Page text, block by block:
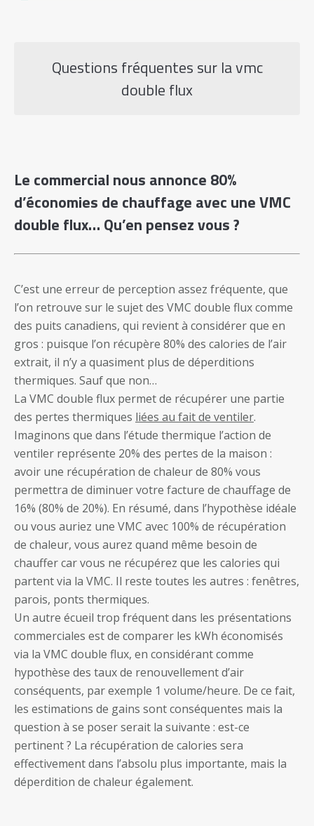
Questions fréquentes sur la vmc
double flux
Le commercial nous annonce 80%
d’économies de chauffage avec une VMC
double flux… Qu’en pensez vous ?
C’est une erreur de perception assez fréquente, que
l’on retrouve sur le sujet des VMC double flux comme
des puits canadiens, qui revient à considérer que en
gros : puisque l’on récupère 80% des calories de l’air
extrait, il n’y a quasiment plus de déperditions
thermiques. Sauf que non…
La VMC double flux permet de récupérer une partie
des pertes thermiques liées au fait de ventiler.
Imaginons que dans l’étude thermique l’action de
ventiler représente 20% des pertes de la maison :
avoir une récupération de chaleur de 80% vous
permettra de diminuer votre facture de chauffage de
16% (80% de 20%). En résumé, dans l’hypothèse idéale
ou vous auriez une VMC avec 100% de récupération
de chaleur, vous aurez quand même besoin de
chauffer car vous ne récupérez que les calories qui
partent via la VMC. Il reste toutes les autres : fenêtres,
parois, ponts thermiques.
Un autre écueil trop fréquent dans les présentations
commerciales est de comparer les kWh économisés
via la VMC double flux, en considérant comme
hypothèse des taux de renouvellement d’air
conséquents, par exemple 1 volume/heure. De ce fait,
les estimations de gains sont conséquentes mais la
question à se poser serait la suivante : est-ce
pertinent ? La récupération de calories sera
effectivement dans l’absolu plus importante, mais la
déperdition de chaleur également.